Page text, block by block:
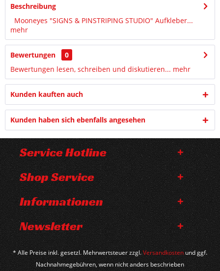
Beschreibung
Mooneyes "SIGNS & PINSTRIPING STUDIO" Aufkleber...
mehr
Bewertungen
0
Bewertungen lesen, schreiben und diskutieren... mehr
Kunden kauften auch
Kunden haben sich ebenfalls angesehen
Service Hotline
Shop Service
Informationen
Newsletter
* Alle Preise inkl. gesetzl. Mehrwertsteuer zzgl.Versandkosten und ggf.
Nachnahmegebühren, wenn nicht anders beschrieben